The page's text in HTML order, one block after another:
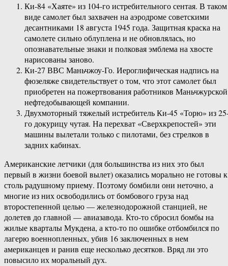
Ки-84 «Хаяте» из 104-го истребительного сентая. В таком
виде самолет был захвачен на аэродроме советскими
десантниками 18 августа 1945 года. Защитная краска на
самолете сильно облуплена и не обновлялась, но
опознавательные знаки и полковая эмблема на хвосте
нарисованы заново.
Ки-27 ВВС Маньчжоу-Го. Иероглифическая надпись на
фюзеляже свидетельствует о том, что этот самолет был
приобретен на пожертвования работников Маньчжурской
нефтедобывающей компании.
Двухмоторный тяжелый истребитель Ки-45 «Торю» из
го докурицу чутая. На перехват «Сверхкрепостей» эти
машины вылетали только с пилотами, без стрелков в
задних кабинах.
Американские летчики (для большинства из них это был
первый в жизни боевой вылет) оказались морально не готовы к
столь радушному приему. Поэтому бомбили они неточно, а
многие из них освободились от бомбового груза над
второстепенной целью — железнодорожной станцией, не
долетев до главной — авиазавода. Кто-то сбросил бомбы на
жилые кварталы Мукдена, а кто-то по ошибке отбомбился по
лагерю военнопленных, убив 16 заключенных в нем
американцев и ранив еще несколько десятков. Вряд ли это
повысило их моральный дух.